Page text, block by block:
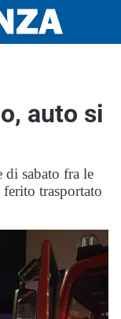
auto si
di sabato fra le
trasportato